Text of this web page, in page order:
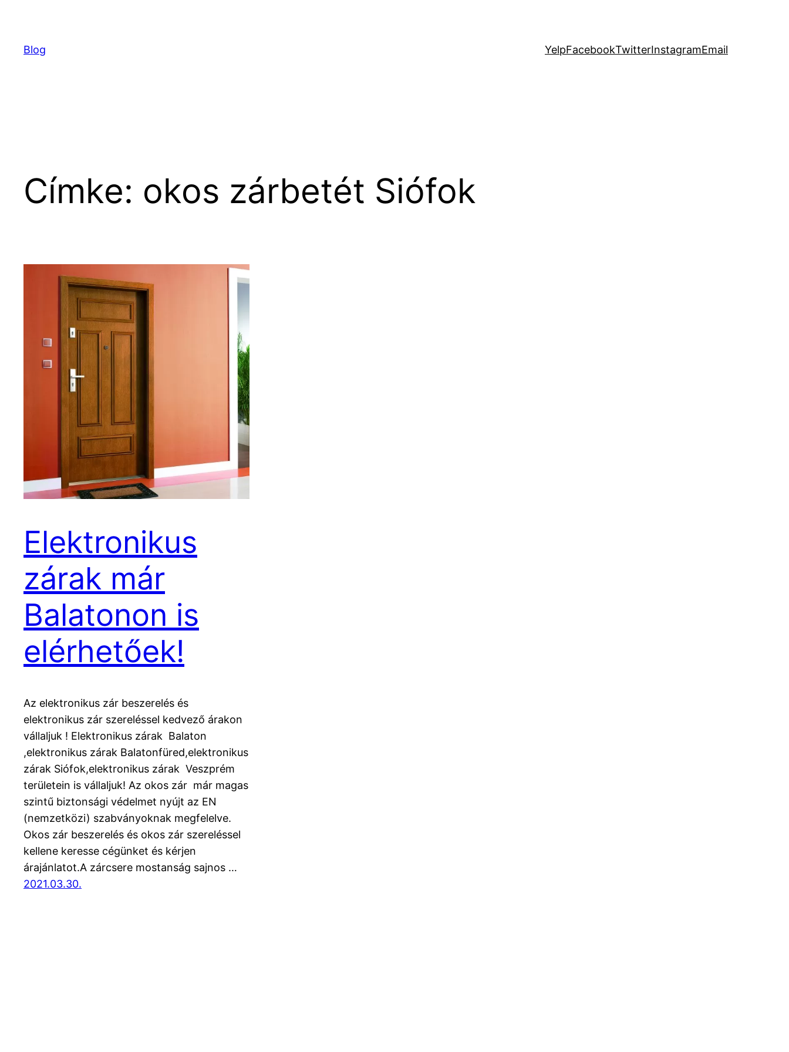
tartalomhoz
Blog YelpFacebookTwitterInstagramEmail
Címke: okos zárbetét Siófok
Elektronikus
zárak már
Balatonon is
elérhetőek!
Az elektronikus zár beszerelés és
elektronikus zár szereléssel kedvező árakon
vállaljuk ! Elektronikus zárak Balaton
,elektronikus zárak Balatonfüred,elektronikus
zárak Siófok,elektronikus zárak Veszprém
területein is vállaljuk! Az okos zár már magas
szintű biztonsági védelmet nyújt az EN
(nemzetközi) szabványoknak megfelelve.
Okos zár beszerelés és okos zár szereléssel
kellene keresse cégünket és kérjen
árajánlatot.A zárcsere mostanság sajnos …
2021.03.30.